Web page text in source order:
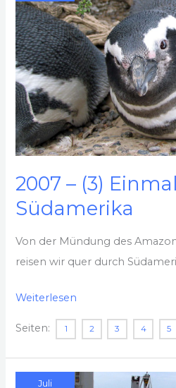
nach
Hamburg
2007 – (3)
Südamerika
Von der Mündung des
reisen wir quer durch
2007
Einmal
quer
Weiterlesen
Seiten: 1 2 3 4 5
Juli